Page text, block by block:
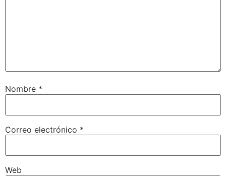
Nombre *
Correo electrónico *
Web